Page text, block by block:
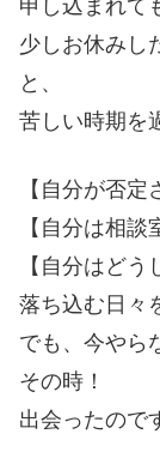
申し込まれて
少しお休みし
と、
苦しい時期を
【自分が否定
【自分は相談
【自分はど
落ち込む日々
でも、今やら
その時！
出会ったので